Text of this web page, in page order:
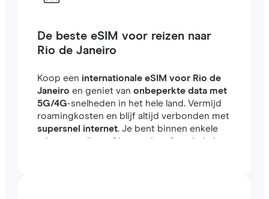
De beste eSIM voor reizen naar
Rio de Janeiro
Koop een internationale eSIM voor Rio de
Janeiro en geniet van onbeperkte data met
5G/4G-snelheden in het hele land. Vermijd
roamingkosten en blijf altijd verbonden met
supersnel internet. Je bent binnen enkele
minuten online, of je nu reist of werkt in het